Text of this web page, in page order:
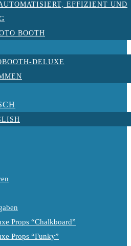
EFFIZIENT UND
BOOTH
DELUXE
Props “Chalkboard”
Props “Funky”